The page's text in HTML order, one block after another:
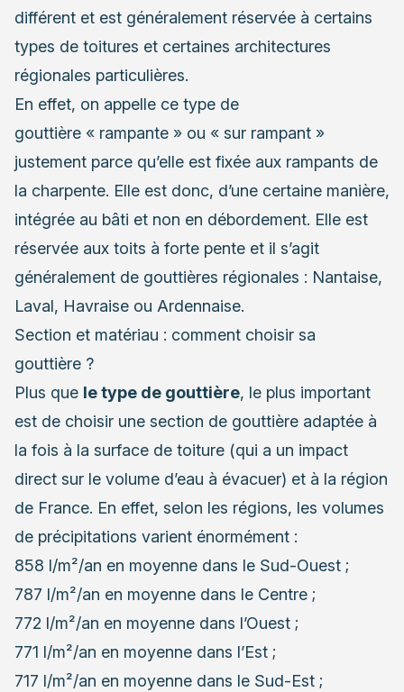
différent et est généralement réservée à certains
types de toitures et certaines architectures
régionales particulières.
En effet, on appelle ce type de
gouttière « rampante » ou « sur rampant »
justement parce qu’elle est fixée aux rampants de
la charpente. Elle est donc, d’une certaine manière,
intégrée au bâti et non en débordement. Elle est
réservée aux toits à forte pente et il s’agit
généralement de gouttières régionales : Nantaise,
Laval, Havraise ou Ardennaise.
Section et matériau : comment choisir sa
gouttière ?
Plus que le type de gouttière, le plus important
est de choisir une section de gouttière adaptée à
la fois à la surface de toiture (qui a un impact
direct sur le volume d’eau à évacuer) et à la région
de France. En effet, selon les régions, les volumes
de précipitations varient énormément :
858 l/m²/an en moyenne dans le Sud-Ouest ;
787 l/m²/an en moyenne dans le Centre ;
772 l/m²/an en moyenne dans l’Ouest ;
771 l/m²/an en moyenne dans l’Est ;
717 l/m²/an en moyenne dans le Sud-Est ;